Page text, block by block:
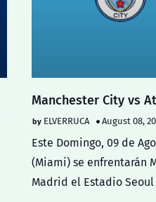
Manchester City vs
ELVERRUCA August 08,
Este Domingo, 09 de
(Miami) se enfrentarán
Madrid el Estadio